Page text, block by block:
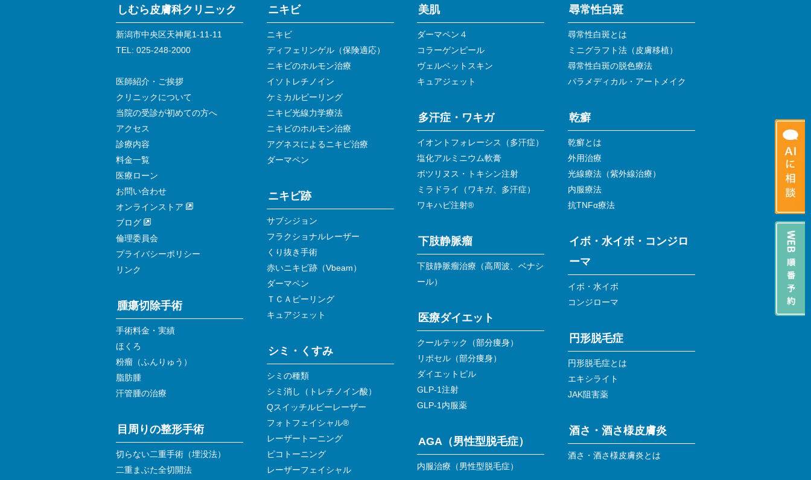
しむら皮膚科クリニック
新潟市中央区天神尾1-11-11
TEL: 025-248-2000
医師紹介・ご挨拶
クリニックについて
当院の受診が初めての方へ
アクセス
診療内容
料金一覧
医療ローン
お問い合わせ
オンラインストア
ブログ
倫理委員会
プライバシーポリシー
リンク
腫瘍切除手術
手術料金・実績
ほくろ
粉瘤（ふんりゅう）
脂肪腫
汗管腫の治療
目周りの整形手術
切らない二重手術（埋没法）
二重まぶた全切開法
ニキビ
ニキビ
ディフェリンゲル（保険適応）
ニキビのホルモン治療
イソトレチノイン
ケミカルピーリング
ニキビ光線力学療法
ニキビのホルモン治療
アグネスによるニキビ治療
ダーマペン
ニキビ跡
サブシジョン
フラクショナルレーザー
くり抜き手術
赤いニキビ跡（Vbeam）
ダーマペン
ＴＣＡピーリング
キュアジェット
シミ・くすみ
シミの種類
シミ消し（トレチノイン酸）
Qスイッチルビーレーザー
フォトフェイシャル®
レーザートーニング
ピコトーニング
レーザーフェイシャル
美肌
ダーマペン４
コラーゲンピール
ヴェルベットスキン
キュアジェット
多汗症・ワキガ
イオントフォレーシス（多汗症）
塩化アルミニウム軟膏
ボツリヌス・トキシン注射
ミラドライ（ワキガ、多汗症）
ワキハピ注射®
下肢静脈瘤
下肢静脈瘤治療（高周波、ベナシ
ール）
医療ダイエット
クールテック（部分痩身）
リポセル（部分痩身）
ダイエットピル
GLP-1注射
GLP-1内服薬
AGA（男性型脱毛症）
内服治療（男性型脱毛症）
尋常性白斑
尋常性白斑とは
ミニグラフト法（皮膚移植）
尋常性白斑の脱色療法
パラメディカル・アートメイク
乾癬
乾癬とは
外用治療
光線療法（紫外線治療）
内服療法
抗TNFα療法
イボ・水イボ・コンジロ
ーマ
イボ・水イボ
コンジローマ
円形脱毛症
円形脱毛症とは
エキシライト
JAK阻害薬
酒さ・酒さ様皮膚炎
酒さ・酒さ様皮膚炎とは